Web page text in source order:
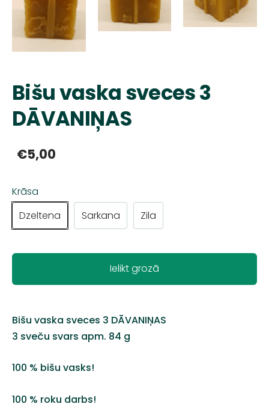
Bišu vaska sveces 3
DĀVANIŅAS
€5,00
Krāsa
Dzeltena
Sarkana Zila
Ielikt grozā
Bišu vaska sveces 3 DĀVANIŅAS
3 sveču svars apm. 84 g
100 % bišu vasks!
100 % roku darbs!